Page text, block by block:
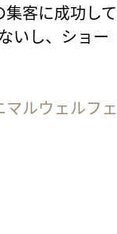
客に成功して
いし、ショー
ルウェルフェ